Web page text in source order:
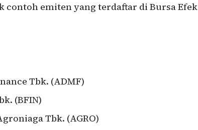
contoh emiten yang terdaftar di Bursa Efek
Tbk. (ADMF)
(BFIN)
Tbk. (AGRO)